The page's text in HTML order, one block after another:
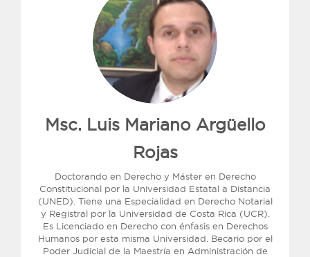
Msc. Luis Mariano Argüello
Rojas
Doctorando en Derecho y Máster en Derecho
Constitucional por la Universidad Estatal a Distancia
(UNED). Tiene una Especialidad en Derecho Notarial
y Registral por la Universidad de Costa Rica (UCR).
Es Licenciado en Derecho con énfasis en Derechos
Humanos por esta misma Universidad. Becario por el
Poder Judicial de la Maestría en Administración de